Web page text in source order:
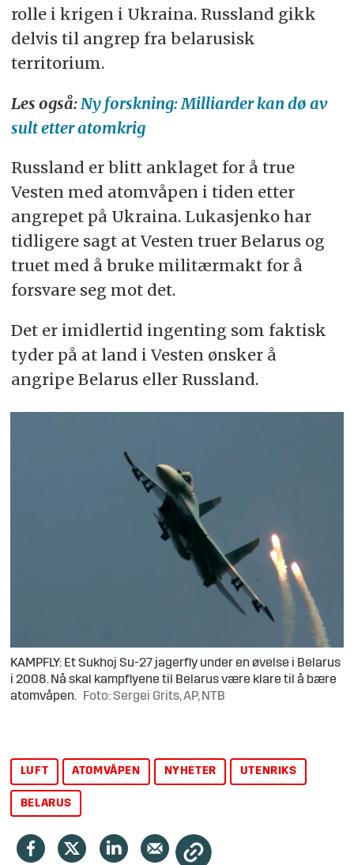
rolle i krigen i Ukraina. Russland gikk
delvis til angrep fra belarusisk
territorium.
Les også: Ny forskning: Milliarder kan dø av
sult etter atomkrig
Russland er blitt anklaget for å true
Vesten med atomvåpen i tiden etter
angrepet på Ukraina. Lukasjenko har
tidligere sagt at Vesten truer Belarus og
truet med å bruke militærmakt for å
forsvare seg mot det.
Det er imidlertid ingenting som faktisk
tyder på at land i Vesten ønsker å
angripe Belarus eller Russland.
KAMPFLY: Et Sukhoj Su-27 jagerfly under en øvelse i Belarus
i 2008. Nå skal kampflyene til Belarus være klare til å bære
atomvåpen. Foto: Sergei Grits, AP, NTB
LUFT ATOMVÅPEN NYHETER UTENRIKS
BELARUS